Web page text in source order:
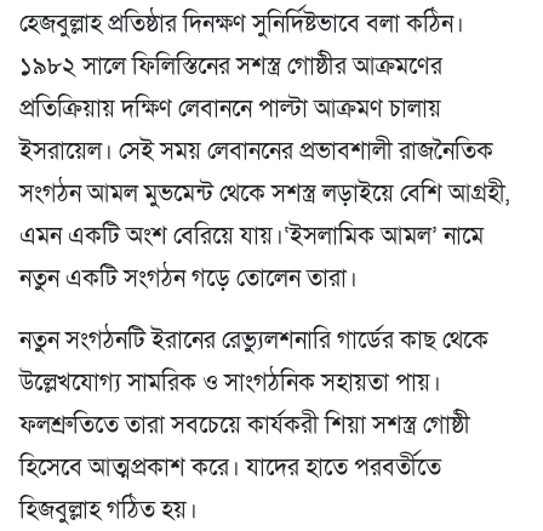
হেজবুল্লাহ প্রতিষ্ঠার দিনক্ষণ সুনির্দিষ্টভাবে বলা কঠিন।
১৯৮২ সালে ফিলিস্তিনের সশস্ত্র গোষ্ঠীর আক্রমণের
প্রতিক্রিয়ায় দক্ষিণ লেবাননে পাল্টা আক্রমণ চালায়
ইসরায়েল। সেই সময় লেবাননের প্রভাবশালী রাজনৈতিক
সংগঠন আমল মুভমেন্ট থেকে সশস্ত্র লড়াইয়ে বেশি আগ্রহী,
এমন একটি অংশ বেরিয়ে যায়।‘ইসলামিক আমল’ নামে
নতুন একটি সংগঠন গড়ে তোলেন তারা।
নতুন সংগঠনটি ইরানের রেভ্যুলশনারি গার্ডের কাছ থেকে
উল্লেখযোগ্য সামরিক ও সাংগঠনিক সহায়তা পায়।
ফলশ্রুতিতে তারা সবচেয়ে কার্যকরী শিয়া সশস্ত্র গোষ্ঠী
হিসেবে আত্মপ্রকাশ করে। যাদের হাতে পরবর্তীতে
হিজবুল্লাহ গঠিত হয়।